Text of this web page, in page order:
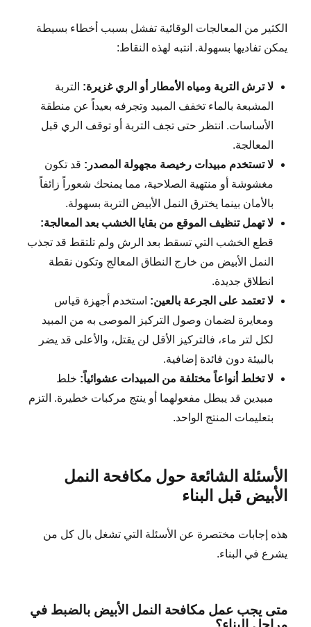
الكثير من المعالجات الوقائية تفشل بسبب أخطاء بسيطة
يمكن تفاديها بسهولة. انتبه لهذه النقاط:
لا ترش التربة ومياه الأمطار أو الري غزيرة: التربة
المشبعة بالماء تخفف المبيد وتجرفه بعيداً عن منطقة
الأساسات. انتظر حتى تجف التربة أو توقف الري قبل
المعالجة.
لا تستخدم مبيدات رخيصة مجهولة المصدر: قد تكون
مغشوشة أو منتهية الصلاحية، مما يمنحك شعوراً زائفاً
بالأمان بينما يخترق النمل الأبيض التربة بسهولة.
لا تهمل تنظيف الموقع من بقايا الخشب بعد المعالجة:
قطع الخشب التي تسقط بعد الرش ولم تلتقط قد تجذب
النمل الأبيض من خارج النطاق المعالج وتكون نقطة
انطلاق جديدة.
لا تعتمد على الجرعة بالعين: استخدم أجهزة قياس
ومعايرة لضمان وصول التركيز الموصى به من المبيد
لكل لتر ماء، فالتركيز الأقل لن يقتل، والأعلى قد يضر
بالبيئة دون فائدة إضافية.
لا تخلط أنواعاً مختلفة من المبيدات عشوائياً: خلط
مبيدين قد يبطل مفعولهما أو ينتج مركبات خطيرة. التزم
بتعليمات المنتج الواحد.
الأسئلة الشائعة حول مكافحة النمل
الأبيض قبل البناء
هذه إجابات مختصرة عن الأسئلة التي تشغل بال كل من
يشرع في البناء.
متى يجب عمل مكافحة النمل الأبيض بالضبط في